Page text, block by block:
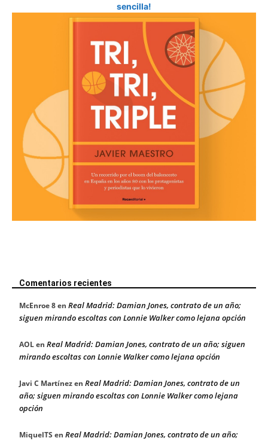
sencilla!
Comentarios recientes
McEnroe 8en Real Madrid: Damian Jones, contrato de un año;
siguen mirando escoltas con Lonnie Walker como lejana opción
AOLen Real Madrid: Damian Jones, contrato de un año; siguen
mirando escoltas con Lonnie Walker como lejana opción
Javi C Martínezen Real Madrid: Damian Jones, contrato de un
año; siguen mirando escoltas con Lonnie Walker como lejana
opción
MiquelTS en Real Madrid: Damian Jones, contrato de un año;